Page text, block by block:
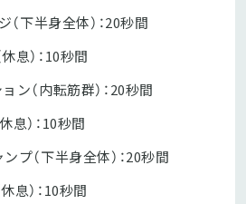
下半身全体）：20秒間
息）：10秒間
ン（内転筋群）：20秒間
息）：10秒間
プ（下半身全体）：20秒間
息）：10秒間